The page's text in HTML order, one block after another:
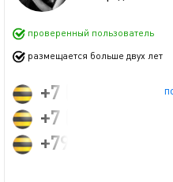
проверенный пользователь
размещается больше двух лет
+7 (995) 332-
+7 (950) 326-
+79953326364